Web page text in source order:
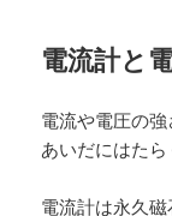
電流計と
電流や電圧の
あいだにはたら
電流計は永久磁